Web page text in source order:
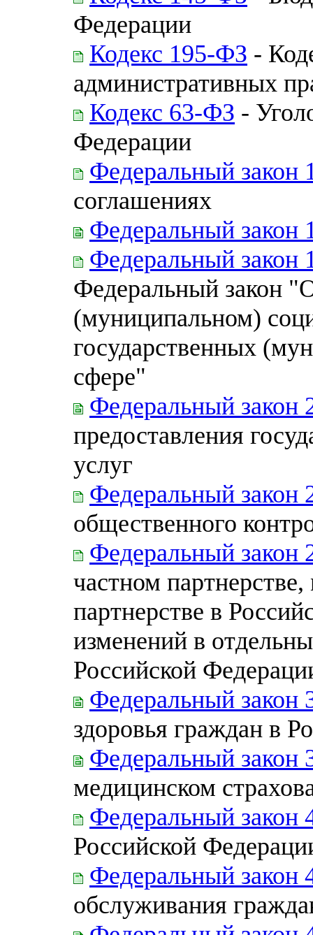
Федерации
Кодекс 195-ФЗ -
административных
Кодекс 63-ФЗ -
Федерации
Федеральный закон
соглашениях
Федеральный закон
Федеральный закон
Федеральный закон
(муниципальном)
государственных
сфере"
Федеральный закон
предоставления
услуг
Федеральный закон
общественного
Федеральный закон
частном
партнерстве в
изменений в
Российской
Федеральный закон
здоровья граждан в
Федеральный закон
медицинском
Федеральный закон
Российской
Федеральный закон
обслуживания